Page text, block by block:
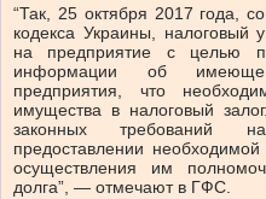
“Так, 25 октября 2017 года,
кодекса Украины, налоговый
на предприятие с целью
информации об
предприятия, что
имущества в налоговый
законных требований
предоставлении
осуществления им
долга”, — отмечают в ГФС.